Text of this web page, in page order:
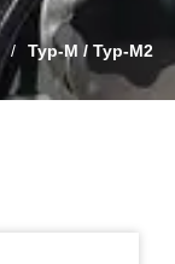
/
Typ-M / Typ-M2